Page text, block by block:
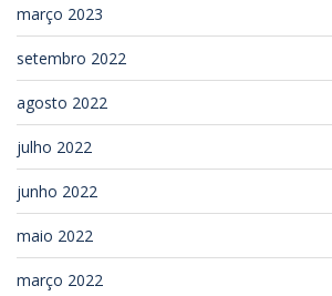
março 2023
setembro 2022
agosto 2022
julho 2022
junho 2022
maio 2022
março 2022